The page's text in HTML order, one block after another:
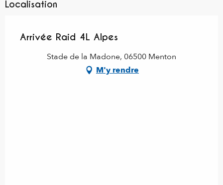
Localisation
Arrivée Raid 4L Alpes
Stade de la Madone, 06500 Menton
M'y rendre